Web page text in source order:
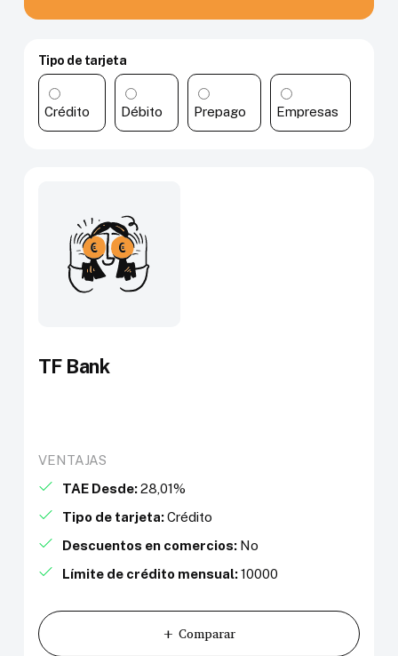
Tipo de tarjeta
Crédito Débito Prepago Empresas
TF Bank
VENTAJAS
TAE Desde:28,01%
Tipo de tarjeta:Crédito
Descuentos en comercios: No
Límite de crédito mensual:10000
+ Comparar